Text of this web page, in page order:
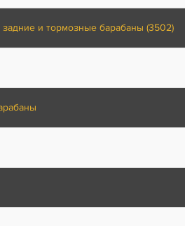
и тормозные барабаны (3502)